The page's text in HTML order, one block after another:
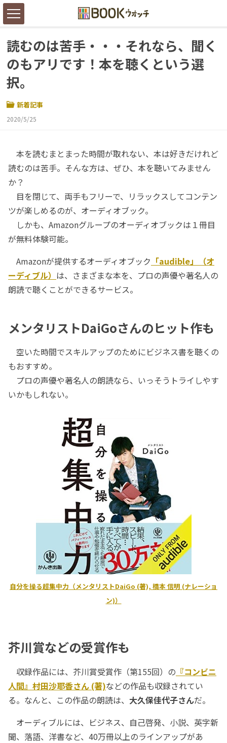
読むのは苦手・・・それなら、聞く
のもアリです！本を聴くという選
択。
新着記事
2020/5/25
本を読むまとまった時間が取れない、本は好きだけれど
読むのは苦手。そんな方は、ぜひ、本を聴いてみません
か？
目を閉じて、両手もフリーで、リラックスしてコンテン
ツが楽しめるのが、オーディオブック。
しかも、Amazonグループのオーディオブックは１冊目
が無料体験可能。
Amazonが提供するオーディオブック 「audible」（オ
ーディブル） は、さまざまな本を、プロの声優や著名人の
朗読で聴くことができるサービス。
メンタリストDaiGoさんのヒット作も
空いた時間でスキルアップのためにビジネス書を聴くの
もおすすめ。
プロの声優や著名人の朗読なら、いっそうトライしやす
いかもしれない。
自分を操る超集中力（メンタリストDaiGo (著), 橋本 信明 (ナレーショ
ン)）
芥川賞などの受賞作も
収録作品には、芥川賞受賞作（第155回）の 『コンビニ
人間』村田沙耶香さん (著)などの作品も収録されてい
る。なんと、この作品の朗読は、 大久保佳代子さんだ。
オーディブルには、ビジネス、自己啓発、小説、英字新
聞、落語、洋書など、40万冊以上のラインアップがあ